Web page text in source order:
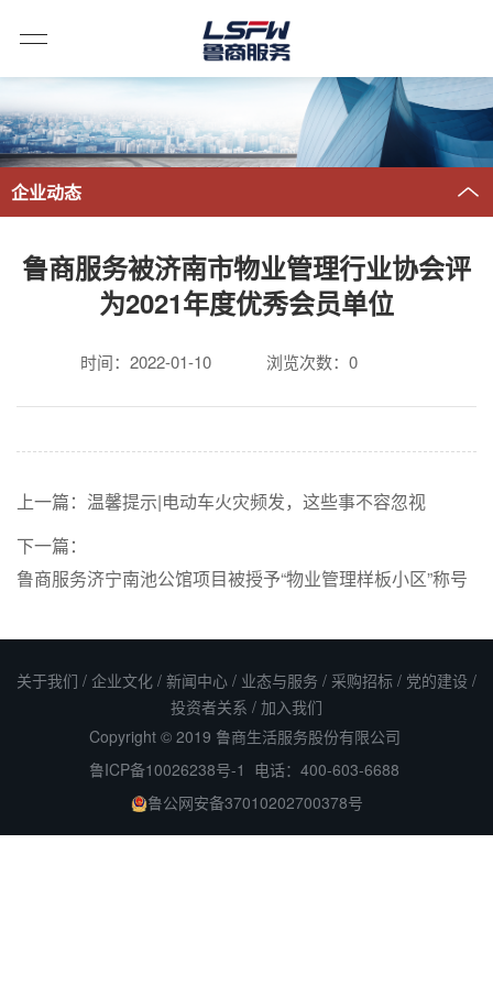
企业动态
鲁商服务被济南市物业管理行业协会评
为2021年度优秀会员单位
时间：2022-01-10 浏览次数： 0
上一篇： 温馨提示|电动车火灾频发，这些事不容忽视
下一篇：
鲁商服务济宁南池公馆项目被授予“物业管理样板小区”称号
关于我们 / 企业文化 / 新闻中心 / 业态与服务 / 采购招标 / 党的建设 /
投资者关系 / 加入我们
Copyright © 2019 鲁商生活服务股份有限公司
鲁ICP备10026238号-1 电话：400-603-6688
鲁公网安备37010202700378号